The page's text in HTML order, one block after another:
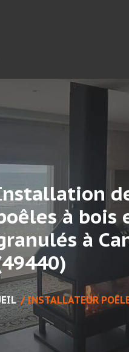
à bois
à
/INSTALLATEUR